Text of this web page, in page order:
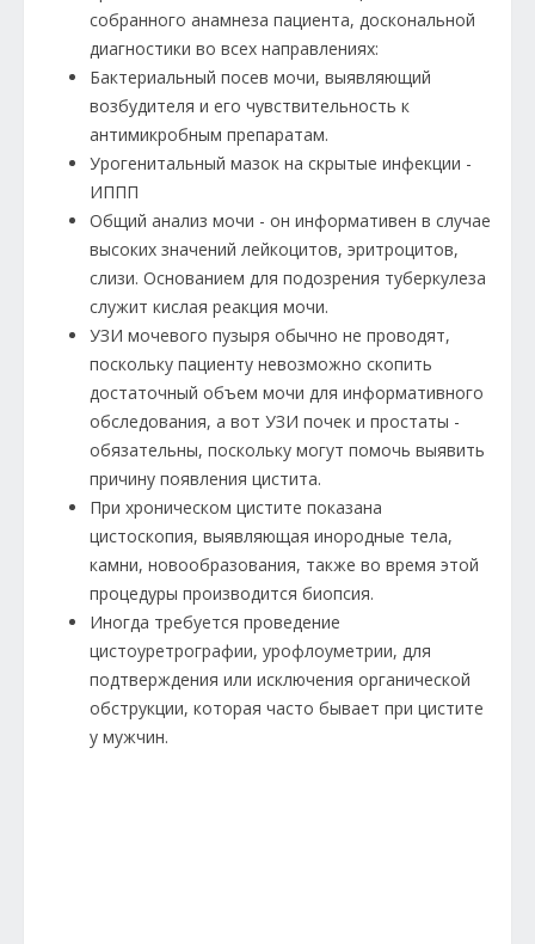
собранного анамнеза пациента, доскональной
диагностики во всех направлениях:
Бактериальный посев мочи, выявляющий
возбудителя и его чувствительность к
антимикробным препаратам.
Урогенитальный мазок на скрытые инфекции -
ИППП
Общий анализ мочи - он информативен в случае
высоких значений лейкоцитов, эритроцитов,
слизи. Основанием для подозрения туберкулеза
служит кислая реакция мочи.
УЗИ мочевого пузыря обычно не проводят,
поскольку пациенту невозможно скопить
достаточный объем мочи для информативного
обследования, а вот УЗИ почек и простаты -
обязательны, поскольку могут помочь выявить
причину появления цистита.
При хроническом цистите показана
цистоскопия, выявляющая инородные тела,
камни, новообразования, также во время этой
процедуры производится биопсия.
Иногда требуется проведение
цистоуретрографии, урофлоуметрии, для
подтверждения или исключения органической
обструкции, которая часто бывает при цистите
у мужчин.